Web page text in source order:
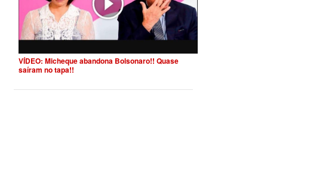
VÍDEO: Micheque abandona Bolsonaro!! Quase
saíram no tapa!!